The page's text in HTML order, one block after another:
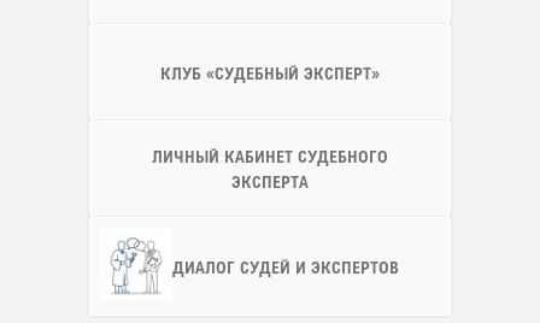
КЛУБ «СУДЕБНЫЙ ЭКСПЕРТ»
ЛИЧНЫЙ КАБИНЕТ СУДЕБНОГО
ЭКСПЕРТА
ДИАЛОГ СУДЕЙ И ЭКСПЕРТОВ